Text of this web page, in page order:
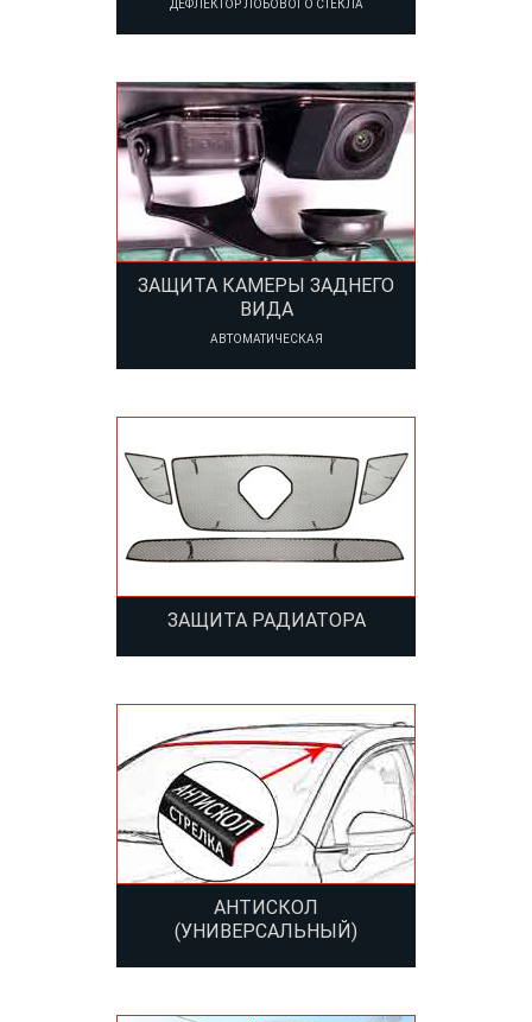
ДЕФЛЕКТОР ЛОБОВОГО СТЕКЛА
ЗАЩИТА КАМЕРЫ ЗАДНЕГО
ВИДА
АВТОМАТИЧЕСКАЯ
ЗАЩИТА РАДИАТОРА
АНТИСКОЛ
(УНИВЕРСАЛЬНЫЙ)